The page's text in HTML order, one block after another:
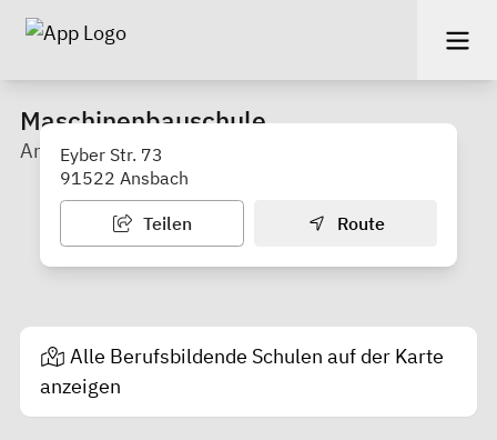
Maschinenbauschule
AnsbachEyber Str. 73
91522 Ansbach
Teilen Route
Alle Berufsbildende Schulen auf der Karte
anzeigen